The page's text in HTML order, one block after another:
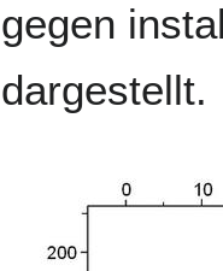
gegen
dargestellt.